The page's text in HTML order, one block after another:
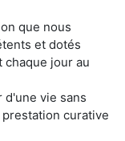
que nous
et dotés
jour au
vie sans
curative